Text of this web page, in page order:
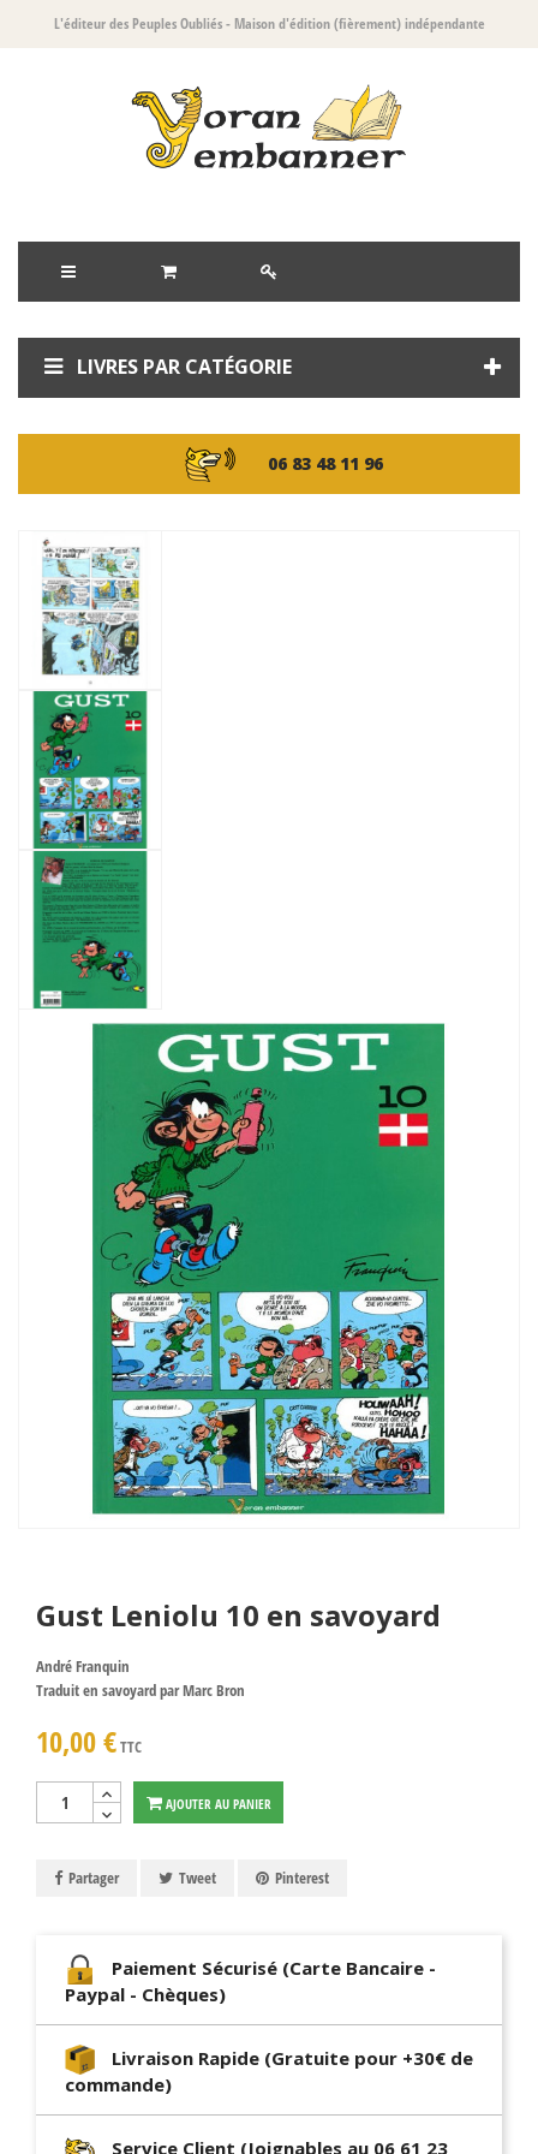
L'éditeur des Peuples Oubliés- Maison d'édition (fièrement) indépendante
LIVRES PAR CATÉGORIE
06 83 48 11 96
Gust Leniolu 10 en savoyard
André Franquin
Traduit en savoyard par Marc Bron
10,00 €TTC
AJOUTER AU PANIER
Partager Tweet Pinterest
Paiement Sécurisé (Carte Bancaire -
Paypal - Chèques)
Livraison Rapide (Gratuite pour +30€ de
commande)
Service Client (Joignables au 06 61 23